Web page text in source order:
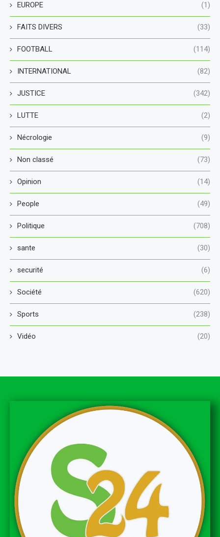
EUROPE (1)
FAITS DIVERS (33)
FOOTBALL (114)
INTERNATIONAL (82)
JUSTICE (342)
LUTTE (2)
Nécrologie (9)
Non classé (73)
Opinion (14)
People (49)
Politique (708)
sante (30)
securité (6)
Société (620)
Sports (238)
Vidéo (20)